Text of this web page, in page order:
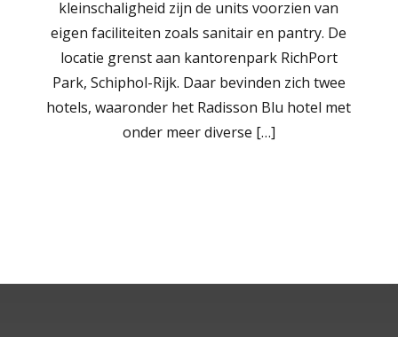
Lost your password?
kleinschaligheid zijn de units voorzien van
eigen faciliteiten zoals sanitair en pantry. De
locatie grenst aan kantorenpark RichPort
Park, Schiphol-Rijk. Daar bevinden zich twee
hotels, waaronder het Radisson Blu hotel met
onder meer diverse […]